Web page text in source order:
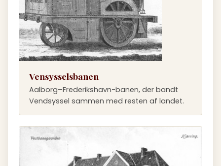
Vensysselsbanen
Aalborg–Frederikshavn-banen, der bandt
Vendsyssel sammen med resten af landet.